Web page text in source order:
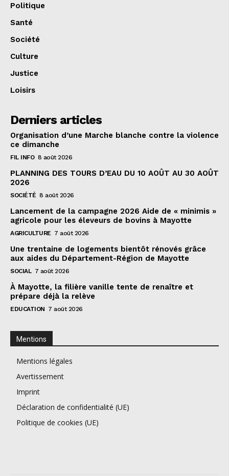
Politique
Santé
Société
Culture
Justice
Loisirs
Derniers articles
Organisation d’une Marche blanche contre la violence
ce dimanche
FIL INFO 8 août 2026
PLANNING DES TOURS D’EAU DU 10 AOÛT AU 30 AOÛT
2026
SOCIÉTÉ 8 août 2026
Lancement de la campagne 2026 Aide de « minimis »
agricole pour les éleveurs de bovins à Mayotte
AGRICULTURE 7 août 2026
Une trentaine de logements bientôt rénovés grâce
aux aides du Département-Région de Mayotte
SOCIAL 7 août 2026
À Mayotte, la filière vanille tente de renaître et
prépare déjà la relève
EDUCATION 7 août 2026
Mentions
Mentions légales
Avertissement
Imprint
Déclaration de confidentialité (UE)
Politique de cookies (UE)